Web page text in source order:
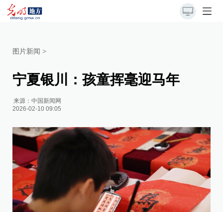
图片新闻 >
宁夏银川：孩童挥毫迎马年
来源：中国新闻网
2026-02-10 09:05